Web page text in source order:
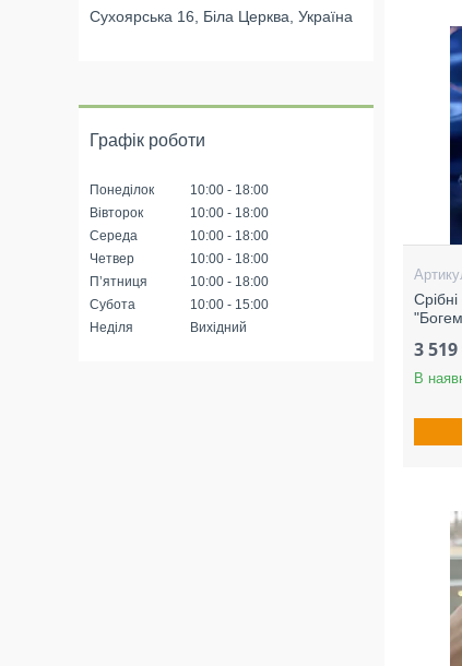
3 519
В
Сухоярська 16, Біла Церква, Україна
Графік роботи
Понеділок 10:00
18:00
Вівторок
10:00
18:00
Середа
10:00
18:00
Четвер
10:00
18:00
Пʼятниця
10:00
18:00
Субота
10:00
15:00
Неділя
Вихідний